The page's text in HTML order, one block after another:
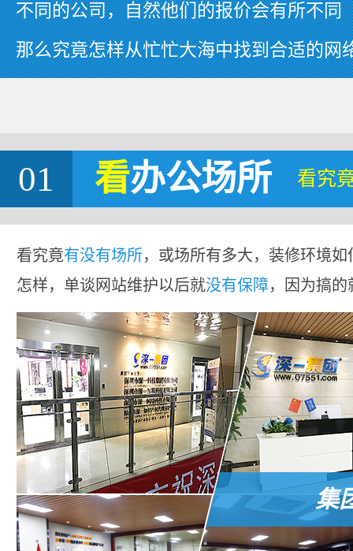
不同的公司，自然他们的报价会有所不同
那么究竟怎样从忙忙大海中找到合适的网
01 看办公场所 看究
看究竟有没有场所，或场所有多大，装修环境
怎样，单谈网站维护以后就没有保障，因为搞
集